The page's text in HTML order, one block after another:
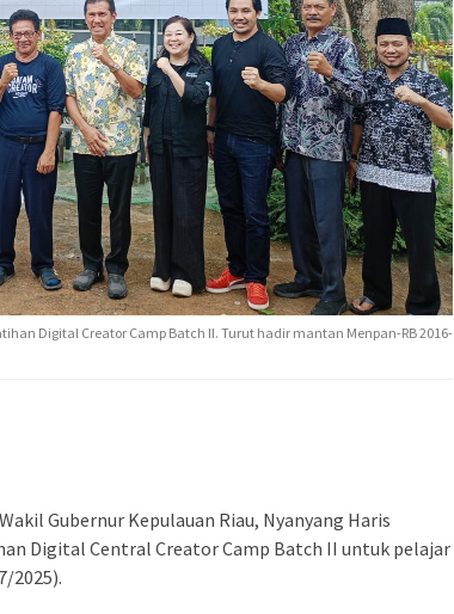
Digital Creator Camp Batch II. Turut hadir mantan Menpan-RB 2016-
Wakil Gubernur Kepulauan Riau, Nyanyang Haris
Digital Central Creator Camp Batch II untuk pelajar
2025).